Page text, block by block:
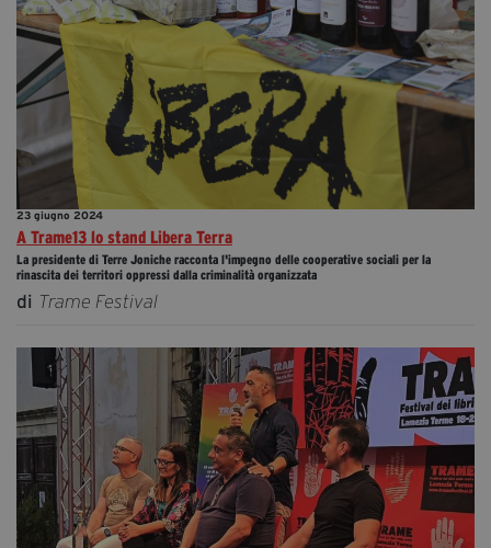
23 giugno 2024
A Trame13 lo stand Libera Terra
La presidente di Terre Joniche racconta l'impegno delle cooperative sociali per la
rinascita dei territori oppressi dalla criminalità organizzata
di Trame Festival